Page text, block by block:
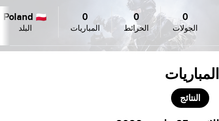
الجولات الخرائط المباريات البلد
Poland 🇵🇱
النتائج